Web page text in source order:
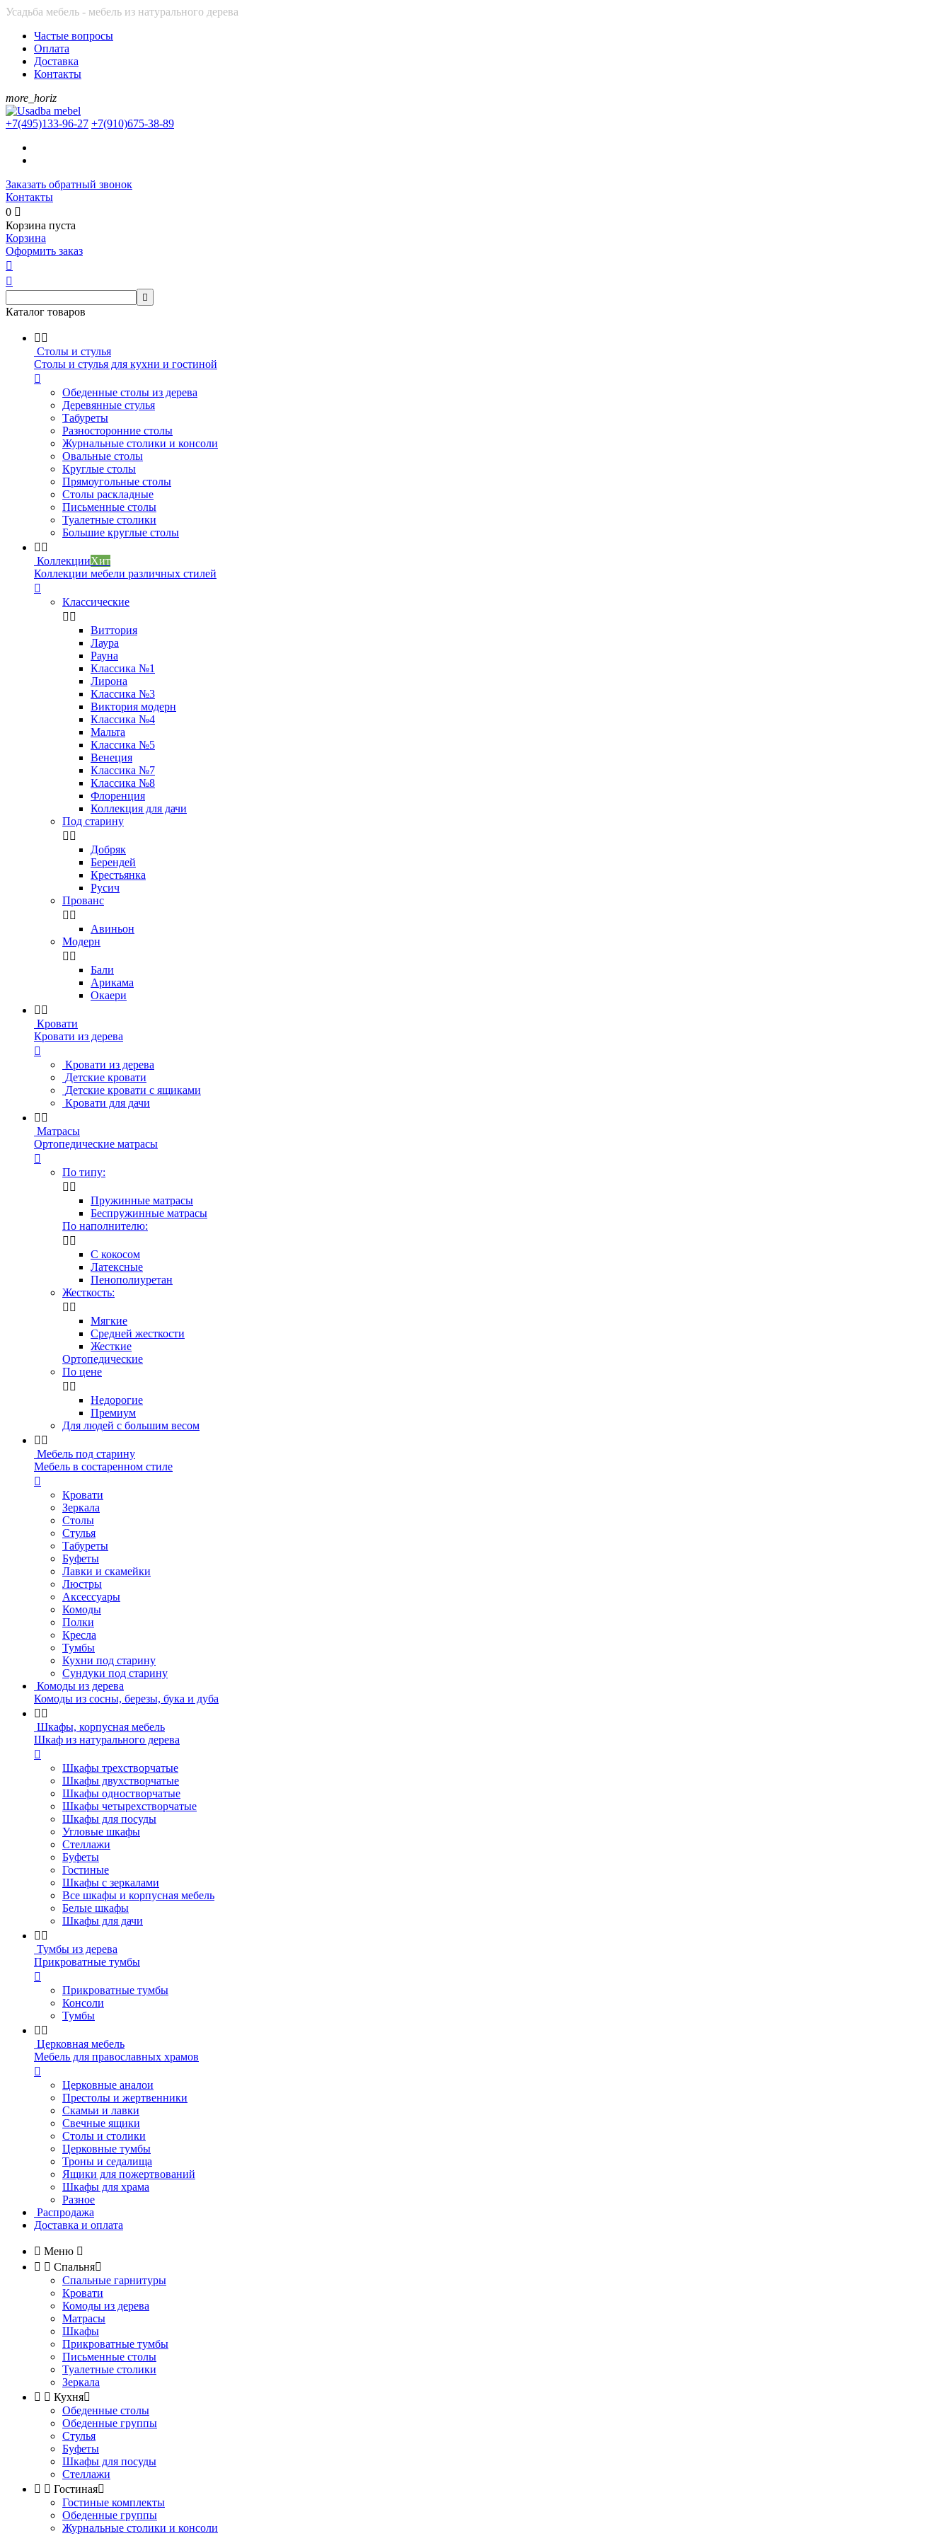
Усадьба мебель - мебель из натурального дерева
Частые вопросы
Оплата
Доставка
Контакты
more_horiz
+7(495)133-96-27 +7(910)675-38-89
Заказать обратный звонок
Контакты
0 
Корзина пуста
Корзина
Оформить заказ



Каталог товаров
 
Столы и стулья
Столы и стулья для кухни и гостиной

Обеденные столы из дерева
Деревянные стулья
Табуреты
Разносторонние столы
Журнальные столики и консоли
Овальные столы
Круглые столы
Прямоугольные столы
Столы раскладные
Письменные столы
Туалетные столики
Большие круглые столы
 
КоллекцииХит
Коллекции мебели различных стилей

Классические
 
Виттория
Лаура
Рауна
Классика №1
Лирона
Классика №3
Виктория модерн
Классика №4
Мальта
Классика №5
Венеция
Классика №7
Классика №8
Флоренция
Коллекция для дачи
Под старину
 
Добряк
Берендей
Крестьянка
Русич
Прованс
 
Авиньон
Модерн
 
Бали
Арикама
Окаери
 
Кровати
Кровати из дерева

Кровати из дерева
Детские кровати
Детские кровати с ящиками
Кровати для дачи
 
Матрасы
Ортопедические матрасы

По типу:
 
Пружинные матрасы
Беспружинные матрасы
По наполнителю:
 
С кокосом
Латексные
Пенополиуретан
Жесткость:
 
Мягкие
Средней жесткости
Жесткие
Ортопедические
По цене
 
Недорогие
Премиум
Для людей с большим весом
 
Мебель под старину
Мебель в состаренном стиле

Кровати
Зеркала
Столы
Стулья
Табуреты
Буфеты
Лавки и скамейки
Люстры
Аксессуары
Комоды
Полки
Кресла
Тумбы
Кухни под старину
Сундуки под старину
Комоды из дерева
Комоды из сосны, березы, бука и дуба
 
Шкафы, корпусная мебель
Шкаф из натурального дерева

Шкафы трехстворчатые
Шкафы двухстворчатые
Шкафы одностворчатые
Шкафы четырехстворчатые
Шкафы для посуды
Угловые шкафы
Стеллажи
Буфеты
Гостиные
Шкафы с зеркалами
Все шкафы и корпусная мебель
Белые шкафы
Шкафы для дачи
 
Тумбы из дерева
Прикроватные тумбы

Прикроватные тумбы
Консоли
Тумбы
 
Церковная мебель
Мебель для православных храмов

Церковные аналои
Престолы и жертвенники
Скамьи и лавки
Свечные ящики
Столы и столики
Церковные тумбы
Троны и седалища
Ящики для пожертвований
Шкафы для храма
Разное
Распродажа
Доставка и оплата
 Меню 
  Спальня
Спальные гарнитуры
Кровати
Комоды из дерева
Матрасы
Шкафы
Прикроватные тумбы
Письменные столы
Туалетные столики
Зеркала
  Кухня
Обеденные столы
Обеденные группы
Стулья
Буфеты
Шкафы для посуды
Стеллажи
  Гостиная
Гостиные комплекты
Обеденные группы
Журнальные столики и консоли